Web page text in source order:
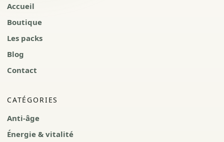
Accueil
Boutique
Les packs
Blog
Contact
CATÉGORIES
Anti-âge
Énergie & vitalité